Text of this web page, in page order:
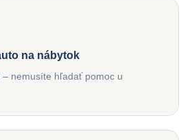
na nábytok
nemusíte hľadať pomoc u